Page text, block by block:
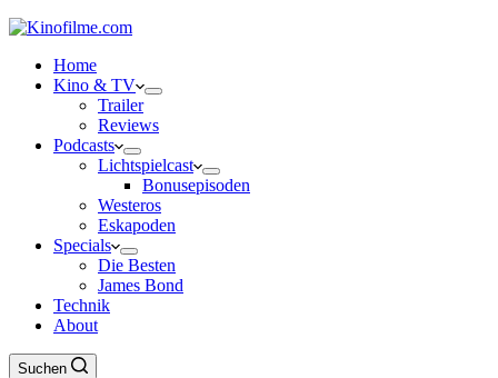
Home
Kino & TV
Trailer
Reviews
Podcasts
Lichtspielcast
Bonusepisoden
Westeros
Eskapoden
Specials
Die Besten
James Bond
Technik
About
Suchen